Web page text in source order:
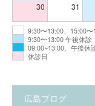
30 31
9:30〜13:00、15:00〜
9:30〜13:00 午後休診
09:00~13:00、午後休
休診日
広島ブログ